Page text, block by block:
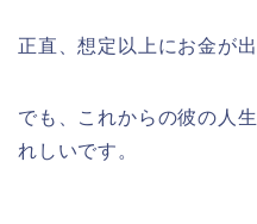
正直、想定以上にお金が
でも、これからの彼の人
れしいです。